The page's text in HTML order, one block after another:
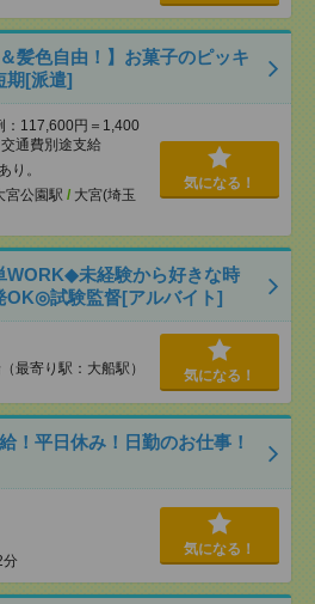
髪色自由！】お菓子のピッキ
期[派遣]
：117,600円＝1,400
通費別途支給
り。
宮公園駅 / 大宮(埼玉
気になる！
WORK◆未経験から好きな時
OK◎試験監督[アルバイト]
最寄り駅：大船駅） 気になる！
！平日休み！日勤のお仕事！
分
気になる！